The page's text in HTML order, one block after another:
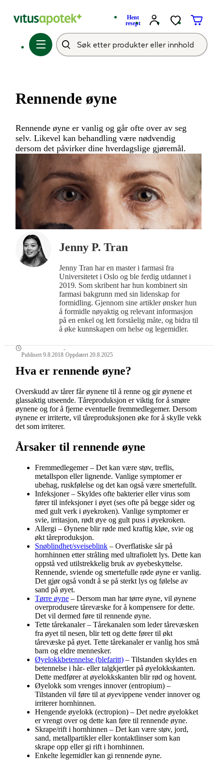
Hent
resept
Rennende øyne
Rennende øyne er vanlig og går ofte over av seg
selv. Likevel kan behandling være nødvendig
dersom det påvirker dine hverdagslige gjøremål.
Jenny P. Tran
Jenny Tran har en master i farmasi fra
Universitetet i Oslo og ble ferdig utdannet i
2019. Som skribent har hun kombinert sin
farmasi bakgrunn med sin lidenskap for
formidling. Gjennom sine artikler ønsker hun
å formidle nøyaktig og relevant informasjon
på en enkel og lett forståelig måte, og bidra til
å øke kunnskapen om helse og legemidler.
Publisert 9.8.2018
-
Oppdatert 20.8.2025
Hva er rennende øyne?
Overskudd av tårer får øynene til å renne og gir øynene et
glassaktig utseende. Tåreproduksjon er viktig for å smøre
øynene og for å fjerne eventuelle fremmedlegemer. Dersom
øynene er irriterte, vil tåreproduksjonen øke for å skylle vekk
det som irriterer.
Årsaker til rennende øyne
Fremmedlegemer – Det kan være støv, treflis,
metallspon eller lignende. Vanlige symptomer er
ubehag, ruskfølelse og det kan også være smertefullt.
Infeksjoner – Skyldes ofte bakterier eller virus som
fører til infeksjoner i øyet (ses ofte på begge sider og
med gult verk i øyekroken). Vanlige symptomer er
svie, irritasjon, rødt øye og gult puss i øyekroken.
Allergi – Øynene blir røde med kraftig kløe, svie og
økt tåreproduksjon.
Snøblindhet/sveiseblink – Overflatiske sår på
hornhinnen etter stråling med ultrafiolett lys. Dette kan
oppstå ved utilstrekkelig bruk av øyebeskyttelse.
Rennende, sviende og smertefulle røde øyne er vanlig.
Det gjør også vondt å se på sterkt lys og følelse av
sand på øyet.
Tørre øyne – Dersom man har tørre øyne, vil øynene
overprodusere tårevæske for å kompensere for dette.
Det vil dermed føre til rennende øyne.
Tette tårekanaler – Tårekanalen som leder tårevæsken
fra øyet til nesen, blir tett og dette fører til økt
tårevæske på øyet. Tette tårekanaler er vanlig hos små
barn og eldre mennesker.
Øyelokkbetennelse (blefaritt) – Tilstanden skyldes en
betennelse i hår- eller talgkjertler på øyelokkskanten.
Dette medfører at øyelokkskanten blir rød og hovent.
Øyelokk som vrenges innover (entropium) –
Tilstanden vil føre til at øyevippene vender innover og
irriterer hornhinnen.
Hengende øyelokk (ectropion) – Det nedre øyelokket
er vrengt over og dette kan føre til rennende øyne.
Skrape/rift i hornhinnen – Det kan være støv, jord,
sand, metallpartikler eller kontaktlinser som kan
skrape opp eller gi rift i hornhinnen.
Enkelte legemidler kan gi rennende øyne.